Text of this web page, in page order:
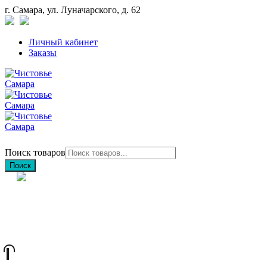
г. Самара, ул. Луначарского, д. 62
Личный кабинет
Заказы
Поиск товаров
Поиск